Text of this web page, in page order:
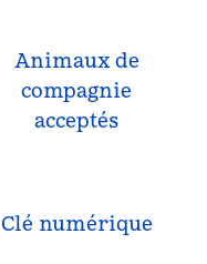
Animaux de
compagnie
acceptés
Clé numérique